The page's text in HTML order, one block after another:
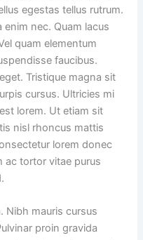
egestas tellus rutrum.
nec. Quam lacus
quam elementum
faucibus.
Tristique magna sit
cursus. Ultricies mi
lorem. Ut etiam sit
nisl rhoncus mattis
lorem donec
ac tortor vitae purus
Nibh mauris cursus
proin gravida